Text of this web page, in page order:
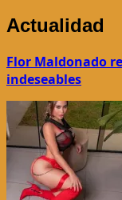
de
Actualidad
Flor Maldonado
indeseables